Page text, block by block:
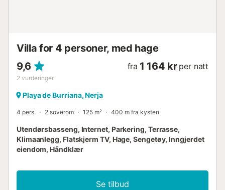
Villa for 4 personer, med hage
9,6
2 vurderinger
fra 1 164 kr per natt
Playa de Burriana, Nerja
4 pers. 2 soverom 125 m² 400 m fra kysten
Utendørsbasseng, Internet, Parkering, Terrasse,
Klimaanlegg, Flatskjerm TV, Hage, Sengetøy, Inngjerdet
eiendom, Håndklær
Se tilbud